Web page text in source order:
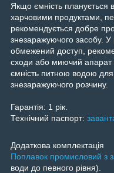
Якщо ємність планується
харчовими продуктами,
рекомендується добре
знезаражуючого засобу. У
обмежений доступ,
сходи або миючий апарат
ємність питною водою
знезаражуючого розчину.
Гарантія: 1 рік.
Технічний паспорт:
Додаткова комплектація
Поплавок промисловий з
води до певного рівня).